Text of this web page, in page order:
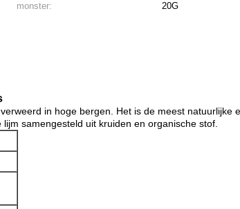
monster:
20G
in hoge bergen. Het is de meest natuurlijke
samengesteld uit kruiden en organische stof.